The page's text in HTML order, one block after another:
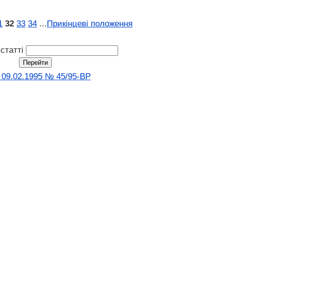
32 33 34 ...Прикінцеві положення
09.02.1995 № 45/95-ВР